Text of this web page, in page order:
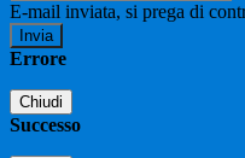
E-mail inviata, si prega di
Errore
Chiudi
Successo